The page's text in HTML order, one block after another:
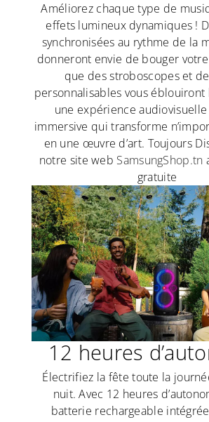
Améliorez chaque type de
effets lumineux dynamiques !
synchronisées au rythme de la
donneront envie de bouger
que des stroboscopes et
personnalisables vous éblouiront
une expérience
immersive qui transforme
en une œuvre d’art. Toujours
notre site web SamsungShop.tn
gratuite
12 heures
Électrifiez la fête toute la
nuit. Avec 12 heures
batterie rechargeable